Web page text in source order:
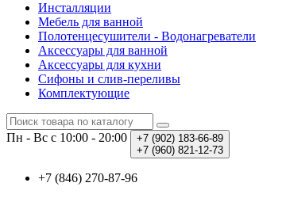
Инсталляции
Мебель для ванной
Полотенцесушители - Водонагреватели
Аксессуары для ванной
Аксессуары для кухни
Сифоны и слив-переливы
Комплектующие
Пн - Вс с 10:00 - 20:00 +7 (902) 183-66-89
+7 (960) 821-12-73
+7 (846) 270-87-96